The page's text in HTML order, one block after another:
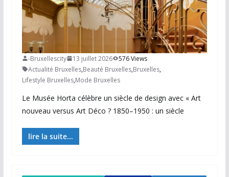
-Bruxellescity 13 juillet 2026
576 Views
Actualité Bruxelles,Beauté Bruxelles,Bruxelles,
Lifestyle Bruxelles,Mode Bruxelles
Le Musée Horta célèbre un siècle de design avec « Art
nouveau versus Art Déco ? 1850–1950 : un siècle
lire la suite...